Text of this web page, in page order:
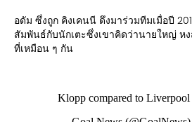
อดัม ซึ่งถูก คิงเคนนี ดึงมาร่วมทีมเมื่อปี
สัมพันธ์กับนักเตะซึ่งเขาคิดว่านายใหญ่ ห
ที่เหมือน ๆ กัน
Klopp compared to Liverpool